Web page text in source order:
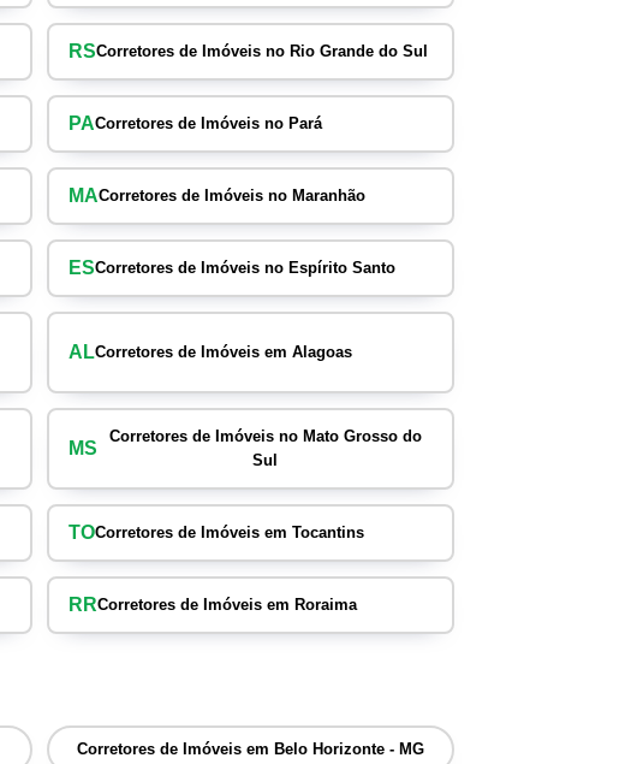
RSCorretores de Imóveis no Rio Grande do Sul
PACorretores de Imóveis no Pará
MACorretores de Imóveis no Maranhão
ESCorretores de Imóveis no Espírito Santo
ALCorretores de Imóveis em Alagoas
MS
Corretores de Imóveis no Mato Grosso do
Sul
TOCorretores de Imóveis em Tocantins
RRCorretores de Imóveis em Roraima
Corretores de Imóveis em Belo Horizonte - MG